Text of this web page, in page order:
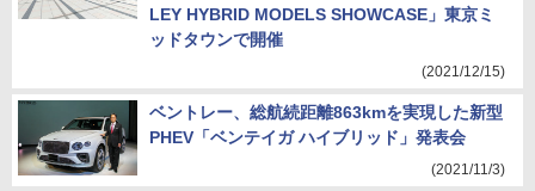
LEY HYBRID MODELS SHOWCASE」東京ミ
ッドタウンで開催
(2021/12/15)
ベントレー、総航続距離863kmを実現した新型
PHEV「ベンテイガ ハイブリッド」発表会
(2021/11/3)